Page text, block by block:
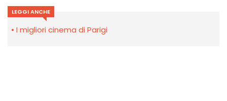
LEGGI ANCHE
I migliori cinema di Parigi